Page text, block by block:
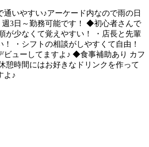
いやすい♪アーケード内なので雨の日
週3日～勤務可能です！ ◆初心者さんで
が少なくて覚えやすい！ ・店長と先輩
・シフトの相談がしやすくて自由！
ビューしてますよ♪ ◆食事補助あり カフ
憩時間にはお好きなドリンクを作って
よ♪